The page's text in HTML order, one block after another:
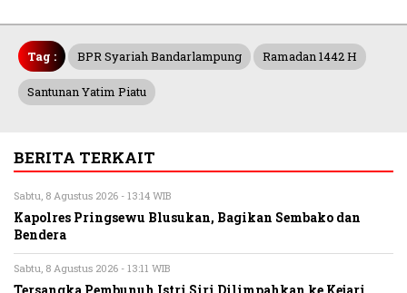
Tag : BPR Syariah Bandarlampung Ramadan 1442 H
Santunan Yatim Piatu
BERITA TERKAIT
Sabtu, 8 Agustus 2026 - 13:14 WIB
Kapolres Pringsewu Blusukan, Bagikan Sembako dan
Bendera
Sabtu, 8 Agustus 2026 - 13:11 WIB